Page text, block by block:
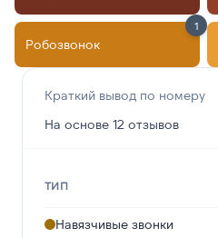
Робозвонок
1
Краткий вывод по номеру
На основе 12 отзывов
ТИП
Навязчивые звонки